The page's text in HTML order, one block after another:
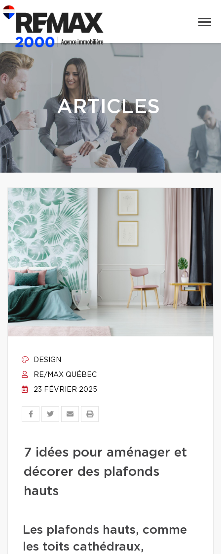
ARTICLES
DESIGN
RE/MAX QUÉBEC
23 FÉVRIER 2025
7 idées pour aménager et
décorer des plafonds
hauts
Les plafonds hauts, comme
les toits cathédraux,